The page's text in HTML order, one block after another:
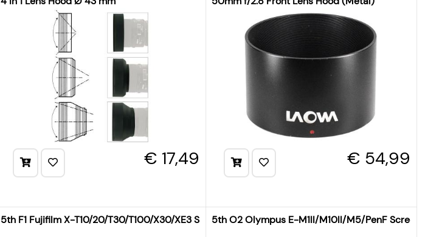
€ 17,49 € 54,99
5th F1 Fujifilm X-T10/20/T30/T100/X30/XE3 Screen + Shade5th O2 Olympus E-M1II/M10II/M5/PenF Screen +